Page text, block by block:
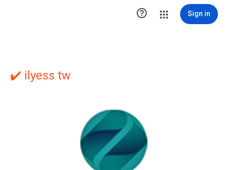
 Sign in
✔️ ilyess tw